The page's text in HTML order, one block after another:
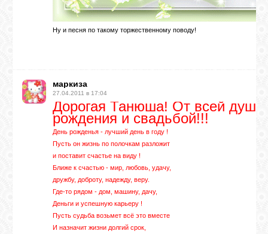
Ну и песня по такому торжественному поводу!
маркиза
27.04.2011 в 17:04
Дорогая Танюша! От всей души
рождения и свадьбой!!!
День рожденья - лучший день в году !
Пусть он жизнь по полочкам разложит
и поставит счастье на виду !
Ближе к счастью - мир, любовь, удачу,
дружбу, доброту, надежду, веру.
Где-то рядом - дом, машину, дачу,
Деньги и успешную карьеру !
Пусть судьба возьмет всё это вместе
И назначит жизни долгий срок,